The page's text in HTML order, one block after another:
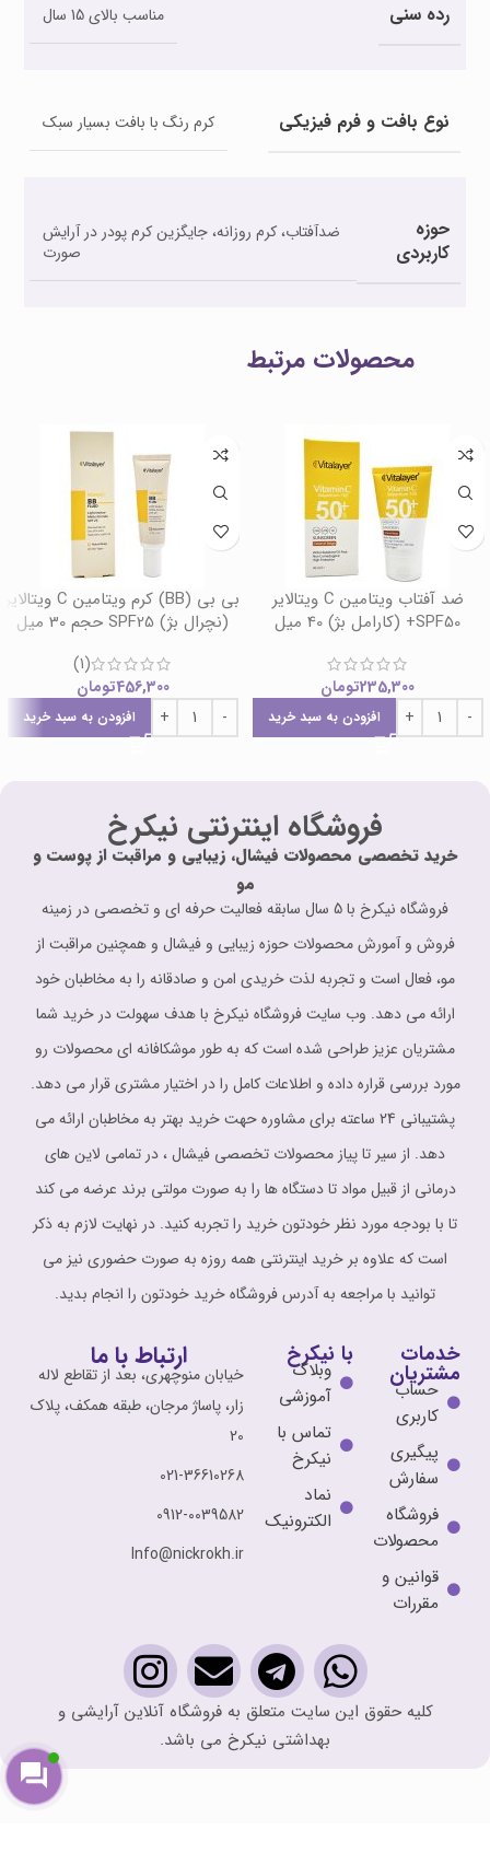
رده سنی مناسب بالای 15 سال
نوع بافت و فرم فیزیکی کرم رنگ با بافت بسیار سبک
حوزه
کاربردی
ضدآفتاب، کرم روزانه، جایگزین کرم پودر در آرایش
صورت
محصولات مرتبط
ضد آفتاب ویتامین C ویتالایر
SPF50+ (کارامل بژ) 40 میل
235,300تومان
افزودن به سبد خرید
بی بی (BB) کرم ویتامین C ویتالایر
(نچرال بژ) SPF25 حجم 30 میل
(1)
456,300تومان
افزودن به سبد خرید
فروشگاه اینترنتی نیکرخ
خرید تخصصی محصولات فیشال، زیبایی و مراقبت از پوست و
مو
فروشگاه نیکرخ با 5 سال سابقه فعالیت حرفه ای و تخصصی در زمینه
فروش و آمورش محصولات حوزه زیبایی و فیشال و همچنین مراقبت از
مو، فعال است و تجربه لذت خریدی امن و صادقانه را به مخاطبان خود
ارائه می دهد. وب سایت فروشگاه نیکرخ با هدف سهولت در خرید شما
مشتریان عزیز طراحی شده است که به طور موشکافانه ای محصولات رو
مورد بررسی قراره داده و اطلاعات کامل را در اختیار مشتری قرار می دهد.
پشتیبانی 24 ساعته برای مشاوره حهت خرید بهتر به مخاطبان ارائه می
دهد. از سیر تا پیاز محصولات تخصصی فیشال ، در تمامی لاین های
درمانی از قبیل مواد تا دستگاه ها را به صورت مولتی برند عرضه می کند
تا با بودجه مورد نظر خودتون خرید را تجربه کنید. در نهایت لازم به ذکر
است که علاوه بر خرید اینترنتی همه روزه به صورت حضوری نیز می
توانید با مراجعه به آدرس فروشگاه خرید خودتون را انجام بدید.
خدمات
مشتریان
حساب
کاربری
پیگیری
سفارش
فروشگاه
محصولات
قوانین و
مقررات
با نیکرخ
وبلاگ
آموزشی
تماس با
نیکرخ
نماد
الکترونیک
ارتباط با ما
خیابان منوچهری، بعد از تقاطع لاله
زار، پاساژ مرجان، طبقه همکف، پلاک
20
021-36610268
0912-0039582
Info@nickrokh.ir
کلیه حقوق این سایت متعلق به فروشگاه آنلاین آرایشی و
بهداشتی نیکرخ می باشد.